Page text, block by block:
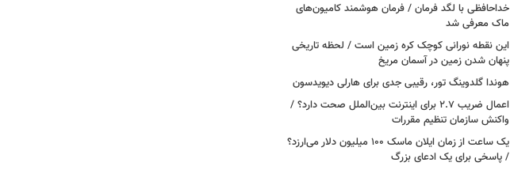
خداحافظی با لگد فرمان / فرمان هوشمند کامیون‌های
ماک معرفی شد
این نقطه نورانی کوچک کره زمین است / لحظه تاریخی
پنهان شدن زمین در آسمان مریخ
هوندا گلدوینگ تور، رقیبی جدی برای هارلی دیویدسون
اعمال ضریب ۲.۷ برای اینترنت بین‌الملل صحت دارد؟ /
واکنش سازمان تنظیم مقررات
یک ساعت از زمان ایلان ماسک ۱۰۰ میلیون دلار می‌ارزد؟
/ پاسخی برای یک ادعای بزرگ